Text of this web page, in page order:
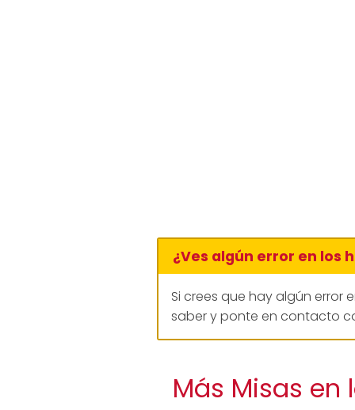
¿Ves algún error en los
Si crees que hay algún error
saber y ponte en contacto
Más Misas en